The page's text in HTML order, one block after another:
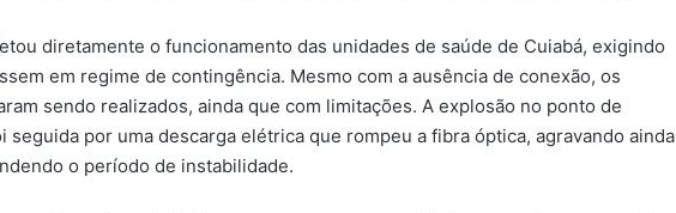
diretamente o funcionamento das unidades de saúde de Cuiabá, exigindo
em regime de contingência. Mesmo com a ausência de conexão, os
sendo realizados, ainda que com limitações. A explosão no ponto de
seguida por uma descarga elétrica que rompeu a fibra óptica, agravando ainda
o período de instabilidade.